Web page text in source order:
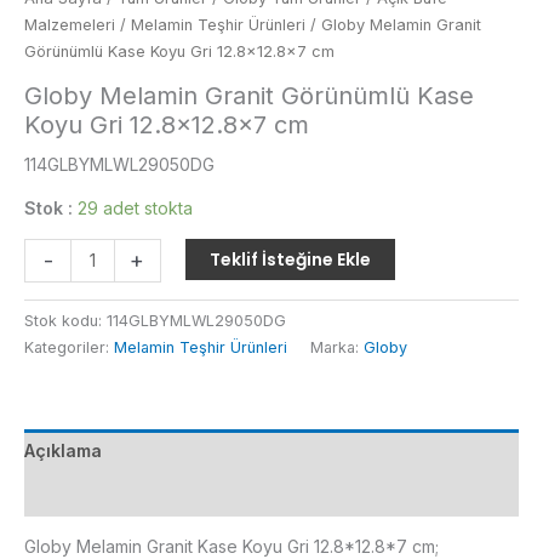
Malzemeleri / Melamin Teşhir Ürünleri / Globy Melamin Granit
Görünümlü Kase Koyu Gri 12.8×12.8×7 cm
Globy Melamin Granit Görünümlü Kase
Koyu Gri 12.8×12.8×7 cm
114GLBYMLWL29050DG
Stok : 29 adet stokta
-
Melamin
Granit
Görünümlü
Kase
12.8x12.8x7
cm
+ Teklif İsteğine Ekle
Stok kodu: 114GLBYMLWL29050DG
Kategoriler: Melamin Teşhir Ürünleri Marka: Globy
Açıklama
Globy Melamin Granit Kase Koyu Gri 12.8*12.8*7 cm;